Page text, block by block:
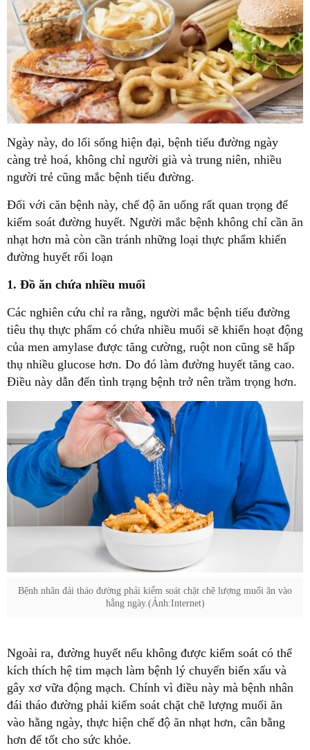
Ngày này, do lối sống hiện đại, bệnh tiểu đường ngày
càng trẻ hoá, không chỉ người già và trung niên, nhiều
người trẻ cũng mắc bệnh tiểu đường.
Đối với căn bệnh này, chế độ ăn uống rất quan trọng để
kiểm soát đường huyết. Người mắc bệnh không chỉ cần ăn
nhạt hơn mà còn cần tránh những loại thực phẩm khiến
đường huyết rối loạn
1. Đồ ăn chứa nhiều muối
Các nghiên cứu chỉ ra rằng, người mắc bệnh tiểu đường
tiêu thụ thực phẩm có chứa nhiều muối sẽ khiến hoạt động
của men amylase được tăng cường, ruột non cũng sẽ hấp
thụ nhiều glucose hơn. Do đó làm đường huyết tăng cao.
Điều này dẫn đến tình trạng bệnh trở nên trầm trọng hơn.
Bệnh nhân đái tháo đường phải kiểm soát chặt chẽ lượng muối ăn vào
hằng ngày.(Ảnh:Internet)
Ngoài ra, đường huyết nếu không được kiểm soát có thể
kích thích hệ tim mạch làm bệnh lý chuyển biến xấu và
gây xơ vữa động mạch. Chính vì điều này mà bệnh nhân
đái tháo đường phải kiểm soát chặt chẽ lượng muối ăn
vào hằng ngày, thực hiện chế độ ăn nhạt hơn, cân bằng
hơn để tốt cho sức khỏe.